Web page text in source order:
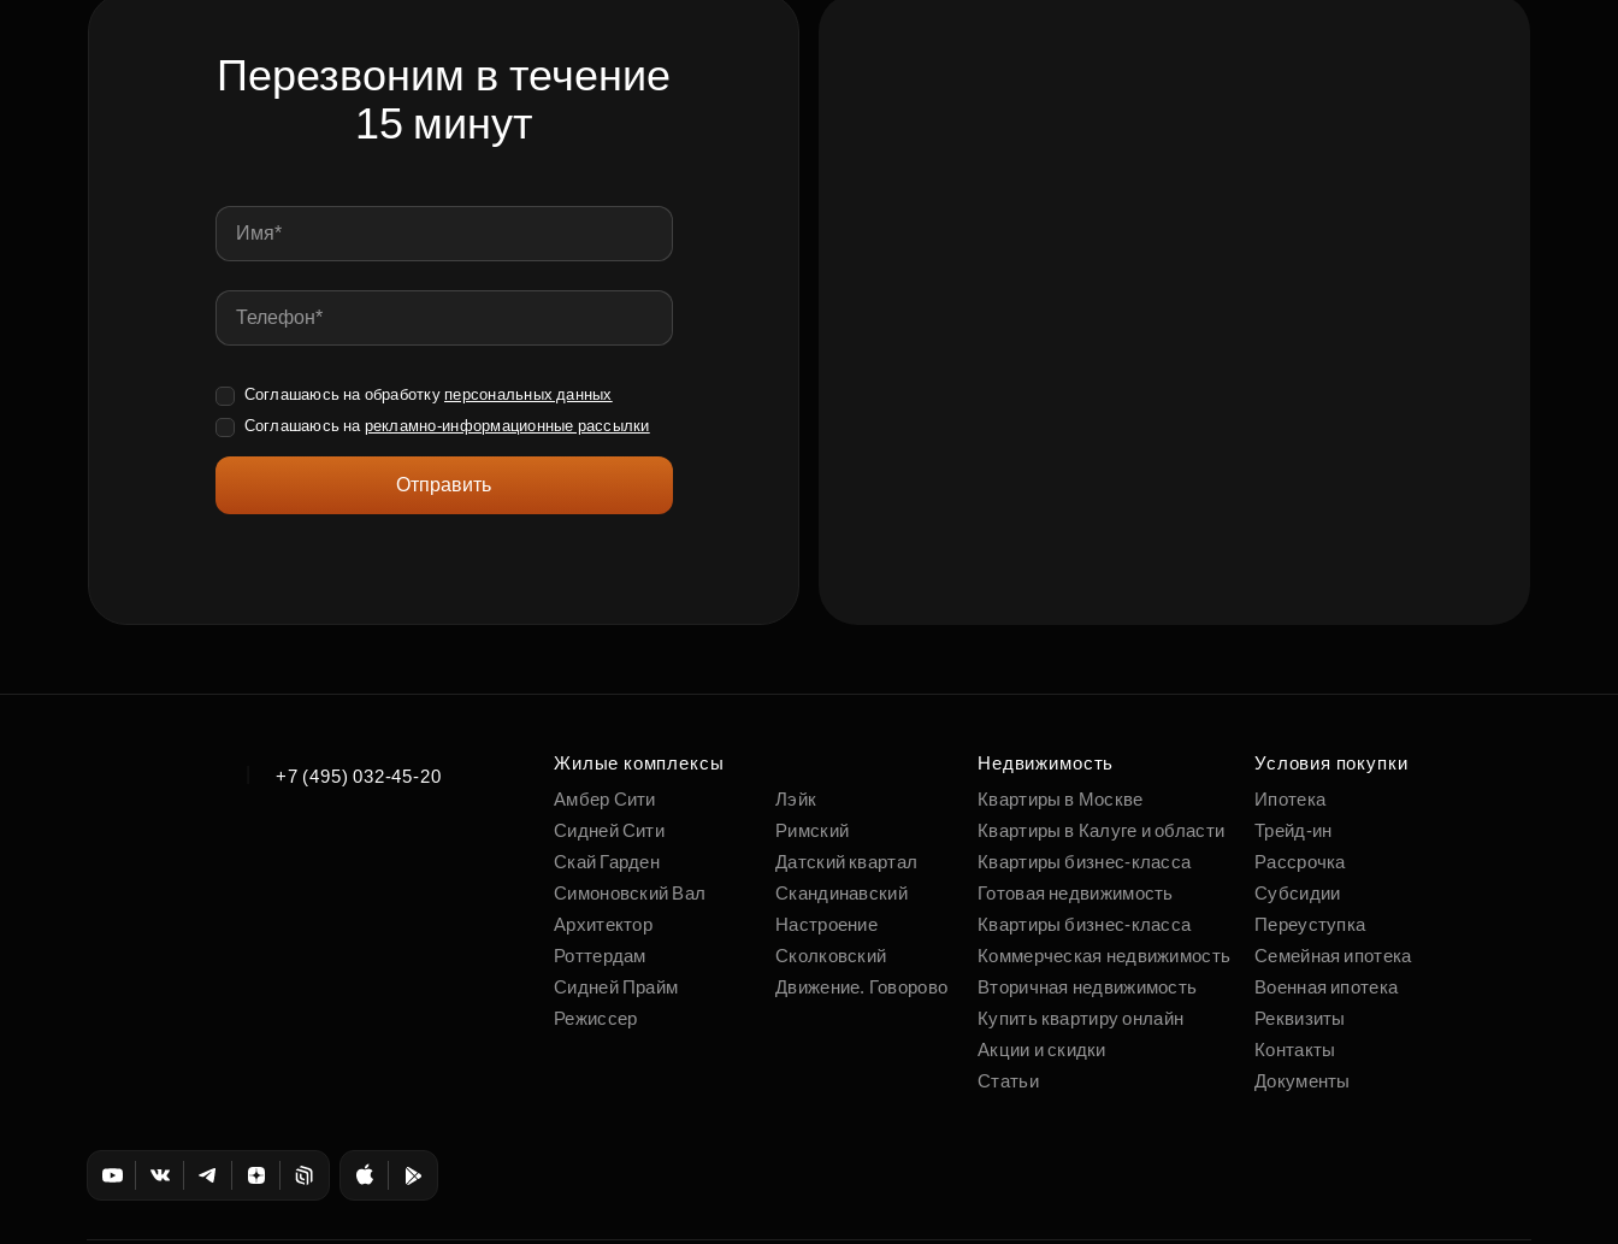
Перезвоним в течение
15 минут
Соглашаюсь на обработку персональных данных
Соглашаюсь на рекламно-информационные рассылки
Отправить
+7 (495) 032-45-20
Жилые комплексы
Амбер Сити
Сидней Сити
Скай Гарден
Симоновский Вал
Архитектор
Роттердам
Сидней Прайм
Режиссер
Лэйк
Римский
Датский квартал
Скандинавский
Настроение
Сколковский
Движение. Говорово
Недвижимость
Квартиры в Москве
Квартиры в Калуге и области
Квартиры бизнес-класса
Готовая недвижимость
Квартиры бизнес-класса
Коммерческая недвижимость
Вторичная недвижимость
Купить квартиру онлайн
Акции и скидки
Статьи
Условия покупки
Ипотека
Трейд-ин
Рассрочка
Субсидии
Переуступка
Семейная ипотека
Военная ипотека
Реквизиты
Контакты
Документы